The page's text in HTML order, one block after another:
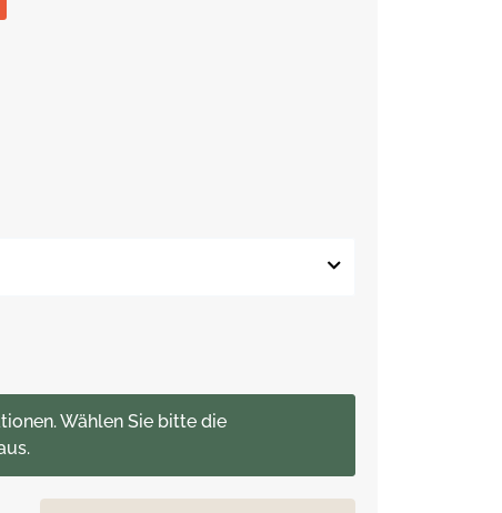
Wählen Sie bitte die